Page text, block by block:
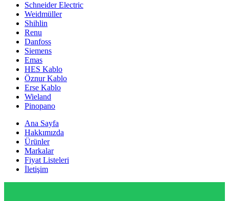
Schneider Electric
Weidmüller
Shihlin
Renu
Danfoss
Siemens
Emas
HES Kablo
Öznur Kablo
Erse Kablo
Wieland
Pinopano
Ana Sayfa
Hakkımızda
Ürünler
Markalar
Fiyat Listeleri
İletişim